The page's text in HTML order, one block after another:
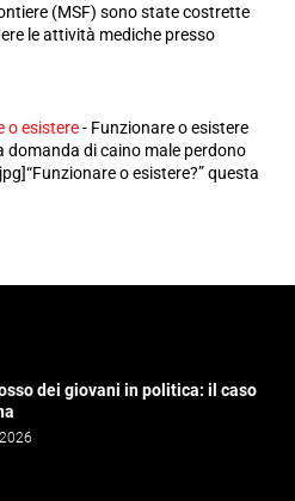
(MSF) sono state costrette
le attività mediche presso
o esistere- Funzionare o esistere
domanda di caino male perdono
o esistere?” questa
dei giovani in politica: il caso